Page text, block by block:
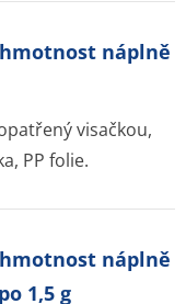
náplně
visačkou,
PP folie.
náplně
1,5 g